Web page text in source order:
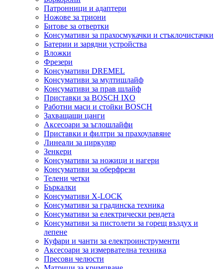
Патронници и адаптери
Ножове за триони
Битове за отвертки
Консумативи за прахосмукачки и стъклочистачки
Батерии и зарядни устройства
Вложки
Фрезери
Консумативи DREMEL
Консумативи за мултишлайф
Консумативи за прав шлайф
Приставки за BOSCH IXO
Работни маси и стойки BOSCH
Захващащи цанги
Аксесоари за ъглошлайфи
Приставки и филтри за прахоулавяне
Линеали за циркуляр
Зенкери
Консумативи за ножици и нагери
Консумативи за оберфрези
Телени четки
Бъркалки
Консумативи X-LOCK
Консумативи за градинска техника
Консумативи за електрически рендета
Консумативи за пистолети за горещ въздух и
лепене
Куфари и чанти за електроинструменти
Аксесоари за измервателна техника
Пресови челюсти